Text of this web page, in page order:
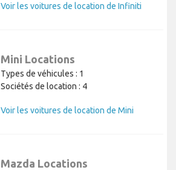
Voir les voitures de location de Infiniti
Mini Locations
Types de véhicules : 1
Sociétés de location : 4
Voir les voitures de location de Mini
Mazda Locations